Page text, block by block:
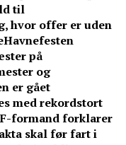
til
hvor offer er uden
Havnefesten
på
og
er gået
med rekordstort
formand forklarer
skal før fart i